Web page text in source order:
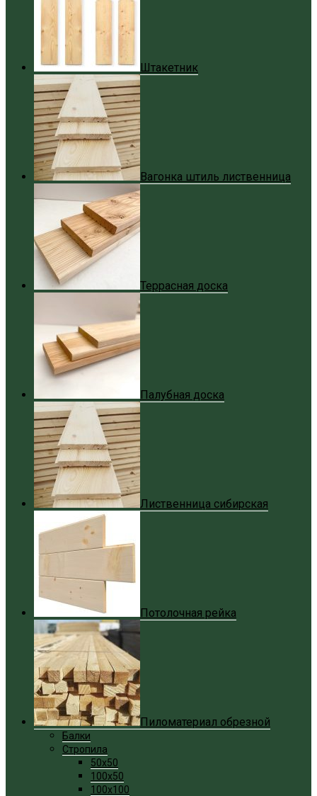
Штакетник
Вагонка штиль лиственница
Террасная доска
Палубная доска
Лиственница сибирская
Потолочная рейка
Пиломатериал обрезной
Балки
Стропила
50x50
100x50
100x100